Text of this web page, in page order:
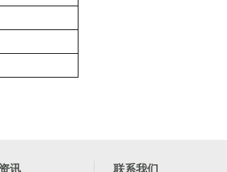
讯 联系我们